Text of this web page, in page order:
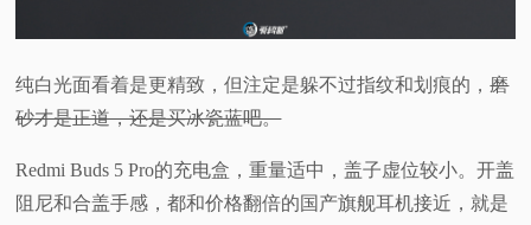
纯白光面看着是更精致，但注定是躲不过指纹和划痕的，磨
砂才是正道，还是买冰瓷蓝吧。
Redmi Buds 5 Pro的充电盒，重量适中，盖子虚位较小。开盖
阻尼和合盖手感，都和价格翻倍的国产旗舰耳机接近，就是